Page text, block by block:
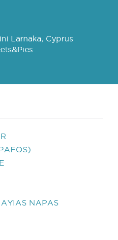
Larnaka, Cyprus
NAPAS